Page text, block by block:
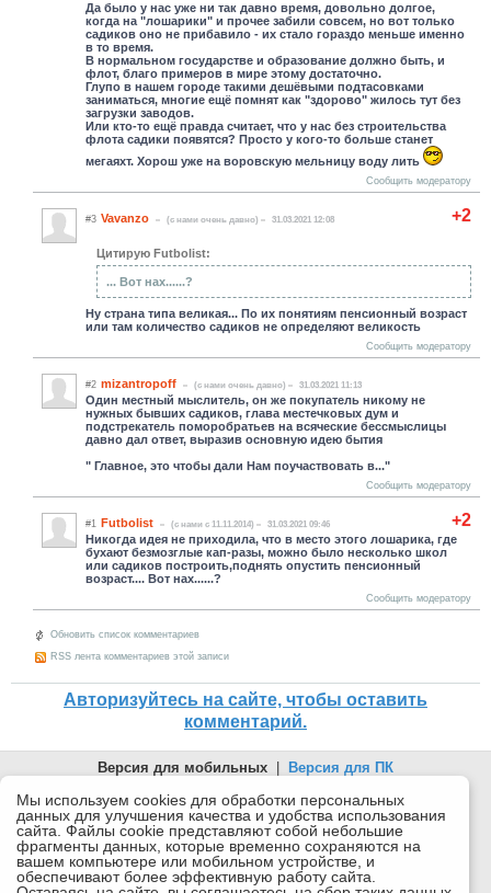
Да было у нас уже ни так давно время, довольно долгое,
когда на "лошарики" и прочее забили совсем, но вот только
садиков оно не прибавило - их стало гораздо меньше именно
в то время.
В нормальном государстве и образование должно быть, и
флот, благо примеров в мире этому достаточно.
Глупо в нашем городе такими дешёвыми подтасовками
заниматься, многие ещё помнят как "здорово" жилось тут без
загрузки заводов.
Или кто-то ещё правда считает, что у нас без строительства
флота садики появятся? Просто у кого-то больше станет
мегаяхт. Хорош уже на воровскую мельницу воду лить
Сообщить модератору
+2
#3 Vavanzo (c нами очень давно) 31.03.2021 12:08
Цитирую Futbolist:
... Вот нах......?
Ну страна типа великая... По их понятиям пенсионный возраст
или там количество садиков не определяют великость
Сообщить модератору
#2 mizantropoff (c нами очень давно) 31.03.2021 11:13
Один местный мыслитель, он же покупатель никому не
нужных бывших садиков, глава местечковых дум и
подстрекатель поморобратьев на всяческие бессмыслицы
давно дал ответ, выразив основную идею бытия
" Главное, это чтобы дали Нам поучаствовать в..."
Сообщить модератору
+2
#1 Futbolist (c нами с 11.11.2014) 31.03.2021 09:46
Никогда идея не приходила, что в место этого лошарика, где
бухают безмозглые кап-разы, можно было несколько школ
или садиков построить,поднять опустить пенсионный
возраст.... Вот нах......?
Сообщить модератору
Обновить список комментариев
RSS лента комментариев этой записи
Авторизуйтесь на сайте, чтобы оставить
комментарий.
Версия для мобильных
Версия для ПК
© 2026 Беломорканал Северодвинск tv29.ru
Joomla!is Free Software released under the GNU General Public
License.
Mobile version byMobile Joomla!
Мы используем cookies для обработки персональных
данных для улучшения качества и удобства использования
сайта. Файлы cookie представляют собой небольшие
фрагменты данных, которые временно сохраняются на
вашем компьютере или мобильном устройстве, и
обеспечивают более эффективную работу сайта.